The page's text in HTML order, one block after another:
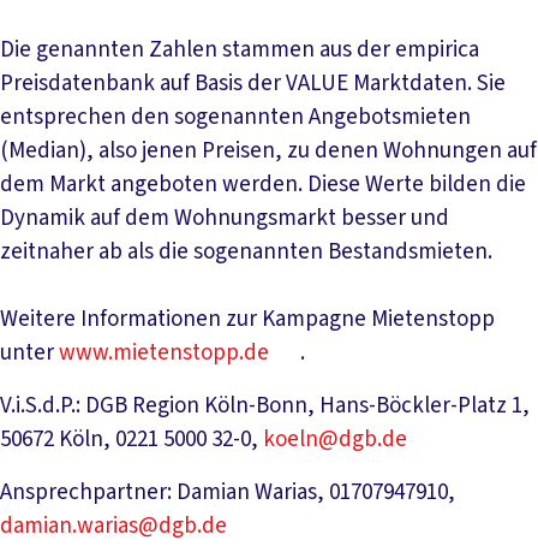
Die genannten Zahlen stammen aus der empirica
Preisdatenbank auf Basis der VALUE Marktdaten. Sie
entsprechen den sogenannten Angebotsmieten
(Median), also jenen Preisen, zu denen Wohnungen auf
dem Markt angeboten werden. Diese Werte bilden die
Dynamik auf dem Wohnungsmarkt besser und
zeitnaher ab als die sogenannten Bestandsmieten.
Weitere Informationen zur Kampagne Mietenstopp
unterwww.mietenstopp.de
.
V.i.S.d.P.: DGB Region Köln-Bonn, Hans-Böckler-Platz 1,
50672 Köln, 0221 5000 32-0, koeln@dgb.de
Ansprechpartner: Damian Warias, 01707947910,
damian.warias@dgb.de